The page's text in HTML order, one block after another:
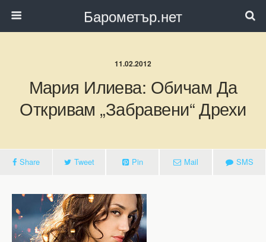
Барометър.нет
11.02.2012
Мария Илиева: Обичам Да
Откривам „забравени“ Дрехи
Share Tweet Pin Mail SMS